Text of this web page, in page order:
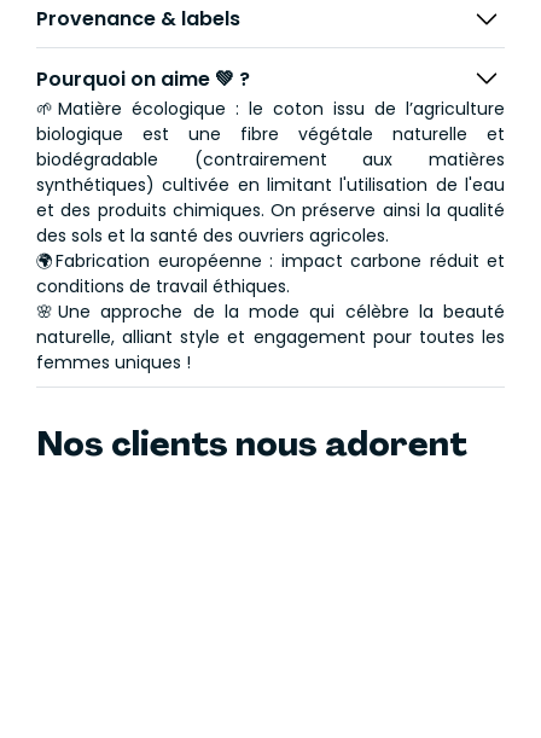
Provenance & labels
Pourquoi on aime 💚 ?
🌱Matière écologique : le coton issu de l’agriculture
biologique est une fibre végétale naturelle et
biodégradable (contrairement aux matières
synthétiques) cultivée en limitant l'utilisation de l'eau
et des produits chimiques. On préserve ainsi la qualité
des sols et la santé des ouvriers agricoles.
🌍Fabrication européenne : impact carbone réduit et
conditions de travail éthiques.
🌸Une approche de la mode qui célèbre la beauté
naturelle, alliant style et engagement pour toutes les
femmes uniques !
Nos clients nous adorent